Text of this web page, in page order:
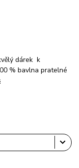
dárek k
% bavlna pratelné